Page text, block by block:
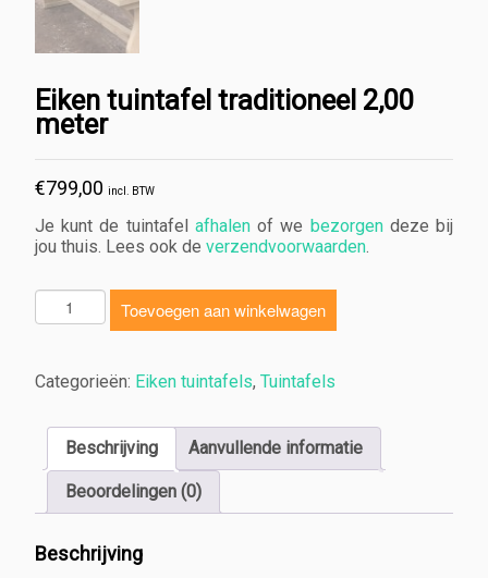
Eiken tuintafel traditioneel 2,00
meter
€799,00 incl. BTW
Je kunt de tuintafel afhalenof we bezorgendeze bij
jou thuis. Lees ook de verzendvoorwaarden.
i
e
t
f
Toevoegen aan winkelwagen
Categorieën: Eiken tuintafels, Tuintafels
Beschrijving Aanvullende informatie
Beoordelingen (0)
Beschrijving